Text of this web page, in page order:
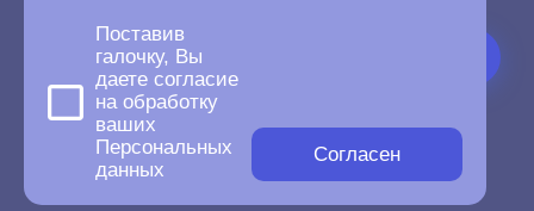
Поставив
галочку, Вы
даете согласие
на обработку
ваших
Персональных
данных
Согласен
2007-2026
oWeb Solutions.ru.
All right reserved.